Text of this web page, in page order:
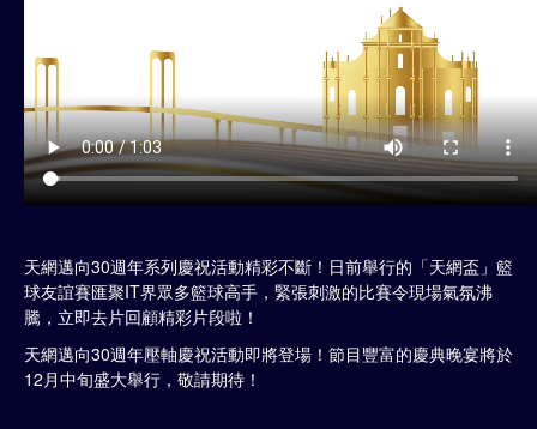
天網邁向30週年系列慶祝活動精彩不斷！日前舉行的「天網盃」籃
球友誼賽匯聚IT界眾多籃球高手，緊張刺激的比賽令現場氣氛沸
騰，立即去片回顧精彩片段啦！
天網邁向30週年壓軸慶祝活動即將登場！節目豐富的慶典晚宴將於
12月中旬盛大舉行，敬請期待！